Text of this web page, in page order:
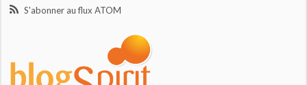
S'abonner au flux ATOM